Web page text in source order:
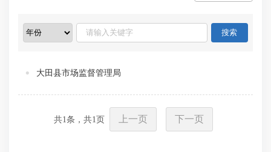
大田县市场监督管理局
共1 条，共1 页 上一页 下一页